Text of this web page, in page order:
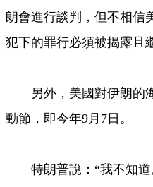
朗會進行談判，但不相信
犯下的罪行必須被揭露且
另外，美國對伊朗的
動節，即今年9月7日。
特朗普說：“我不知道